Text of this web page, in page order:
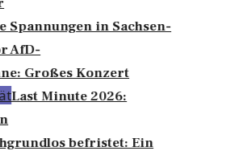
Spannungen in Sachsen-
AfD-
Großes Konzert
Last Minute 2026:
befristet: Ein